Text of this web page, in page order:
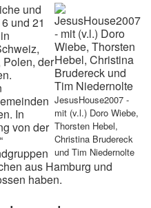
JesusHouse2007 -
mit (v.l.) Doro Wiebe,
Thorsten Hebel,
Christina Brudereck
und Tim Niedernolte
und
und 21
der
In
von der
aus Hamburg und
haben.